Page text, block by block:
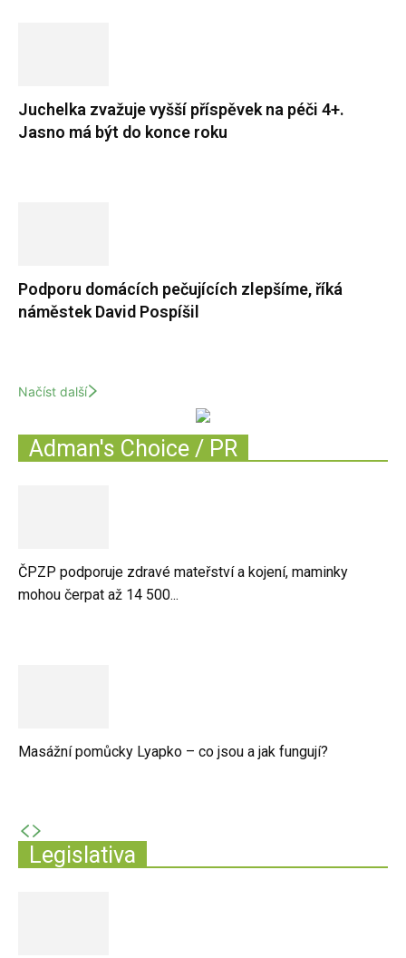
Juchelka zvažuje vyšší příspěvek na péči 4+.
Jasno má být do konce roku
Podporu domácích pečujících zlepšíme, říká
náměstek David Pospíšil
Načíst další
Adman's Choice / PR
ČPZP podporuje zdravé mateřství a kojení, maminky
mohou čerpat až 14 500...
Masážní pomůcky Lyapko – co jsou a jak fungují?
Legislativa